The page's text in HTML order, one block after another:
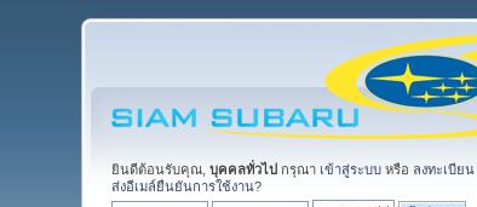
ยินดีต้อนรับคุณ,บุคคลทั่วไป กรุณา เข้าสู่ระบบ หรือ ลงทะเบียน
ส่งอีเมล์ยืนยันการใช้งาน?